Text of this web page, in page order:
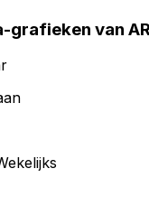
grafieken van